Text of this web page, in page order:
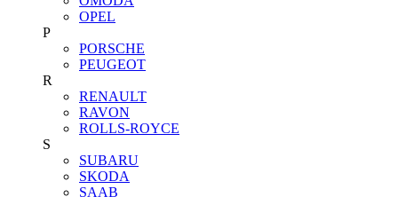
OPEL
P
PORSCHE
PEUGEOT
R
RENAULT
RAVON
ROLLS-ROYCE
S
SUBARU
SKODA
SAAB